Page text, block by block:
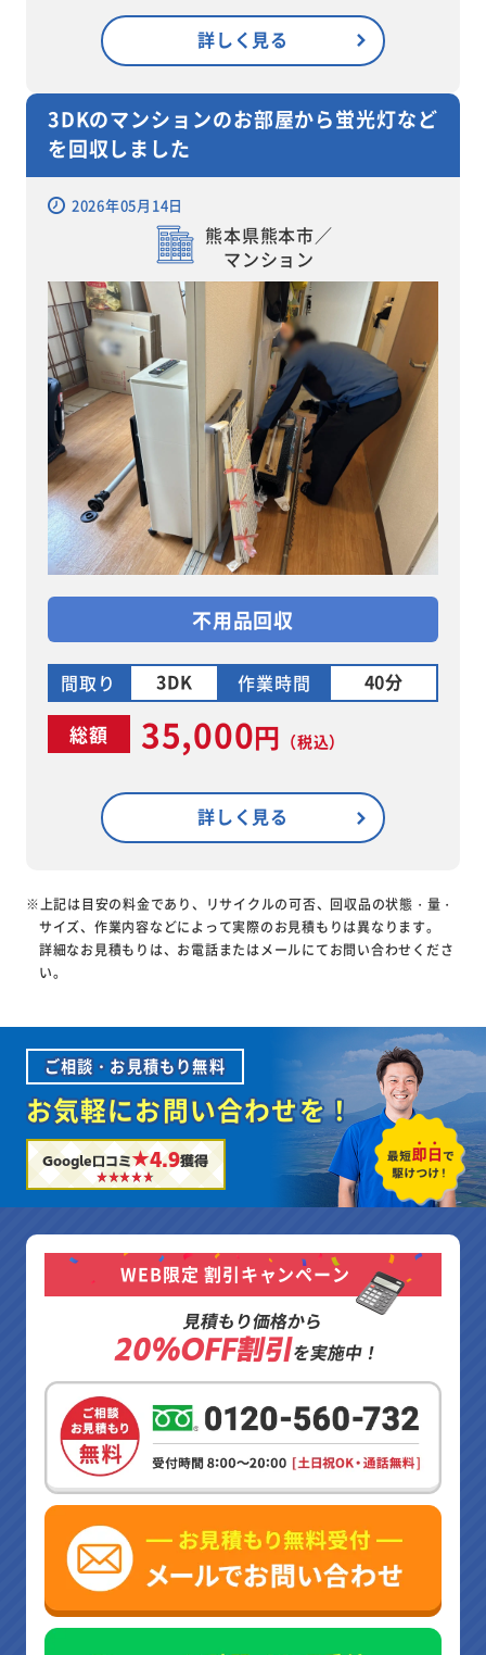
詳しく見る
3DKのマンションのお部屋から蛍光灯など
を回収しました
2026年05月14日
熊本県熊本市／
マンション
不用品回収
間取り 3DK 作業時間 40分
総額 35,000円 （税込）
詳しく見る
※上記は目安の料金であり、リサイクルの可否、回収品の状態・量・
サイズ、作業内容などによって実際のお見積もりは異なります。
詳細なお見積もりは、お電話またはメールにてお問い合わせくださ
い。
ご相談・お見積もり無料
お気軽にお問い合わせを！
Google口コミ★4.9獲得
WEB限定 割引キャンペーン
見積もり価格から
20%OFF割引を実施中！